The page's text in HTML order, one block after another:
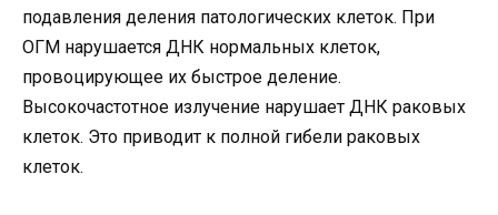
подавления деления патологических клеток. При
ОГМ нарушается ДНК нормальных клеток,
провоцирующее их быстрое деление.
Высокочастотное излучение нарушает ДНК раковых
клеток. Это приводит к полной гибели раковых
клеток.